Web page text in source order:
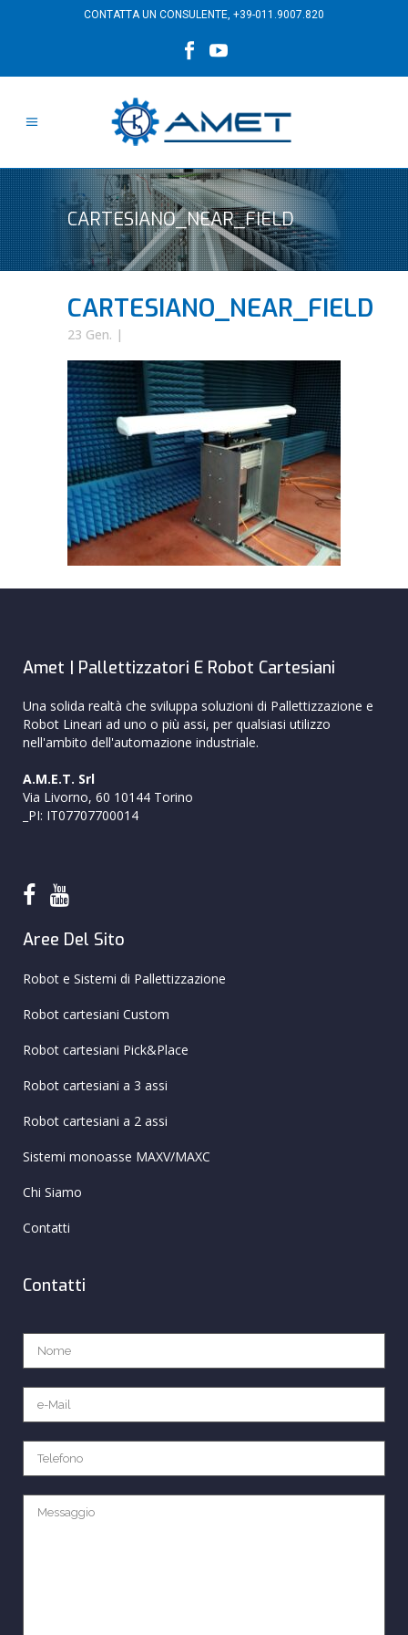
CONTATTA UN CONSULENTE, +39-011.9007.820
CARTESIANO_NEAR_FIELD
CARTESIANO_NEAR_FIELD
23 Gen. |
Amet | Pallettizzatori E Robot Cartesiani
Una solida realtà che sviluppa soluzioni di Pallettizzazione e
Robot Lineari ad uno o più assi, per qualsiasi utilizzo
nell'ambito dell'automazione industriale.
A.M.E.T. Srl
Via Livorno, 60 10144 Torino
_PI: IT07707700014
Aree Del Sito
Robot e Sistemi di Pallettizzazione
Robot cartesiani Custom
Robot cartesiani Pick&Place
Robot cartesiani a 3 assi
Robot cartesiani a 2 assi
Sistemi monoasse MAXV/MAXC
Chi Siamo
Contatti
Contatti